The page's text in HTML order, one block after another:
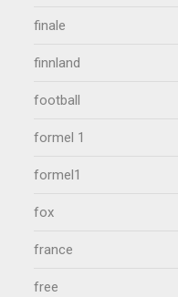
finale
finnland
football
formel 1
formel1
fox
france
free